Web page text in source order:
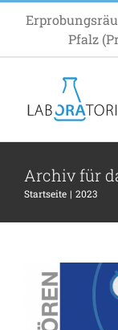
springen
Pfalz
Archiv für
Startseite 2023
2.